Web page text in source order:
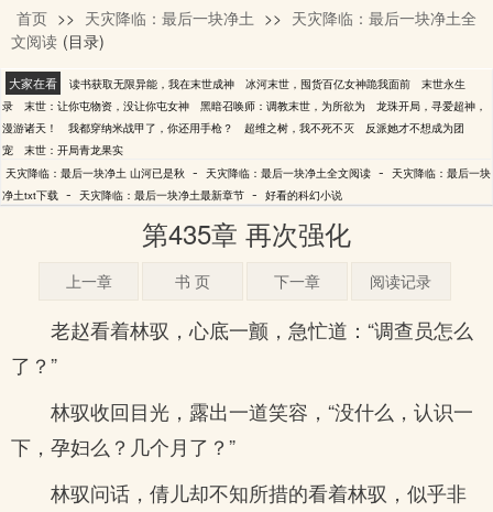
山河已是秋
首页 >> 天灾降临：最后一块净土 >> 天灾降临：最后一块净土全
文阅读 (目录)
大家在看 读书获取无限异能，我在末世成神 冰河末世，囤货百亿女神跪我面前
末世永生
录
末世：让你屯物资，没让你屯女神 黑暗召唤师：调教末世，为所欲为
龙珠开局，寻爱超神，
漫游诸天！
我都穿纳米战甲了，你还用手枪？ 超维之树，我不死不灭
反派她才不想成为团
宠
末世：开局青龙果实
天灾降临：最后一块净土 山河已是秋 - 天灾降临：最后一块净土全文阅读 - 天灾降临：最后一块
净土txt下载 - 天灾降临：最后一块净土最新章节 - 好看的科幻小说
第435章 再次强化
上一章 书 页 下一章 阅读记录
老赵看着林驭，心底一颤，急忙道：“调查员怎么
了？”
林驭收回目光，露出一道笑容，“没什么，认识一
下，孕妇么？几个月了？”
林驭问话，倩儿却不知所措的看着林驭，似乎非